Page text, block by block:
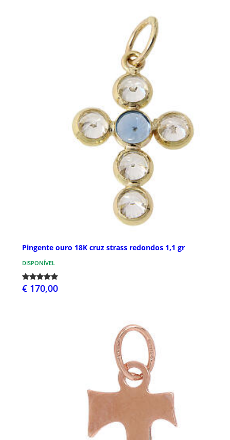
Pingente ouro 18K cruz strass redondos 1,1 gr
DISPONÍVEL
€ 170,00